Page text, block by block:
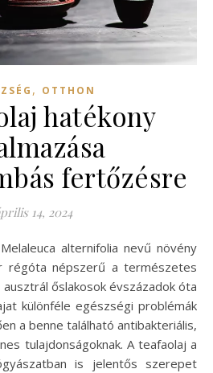
, OTTHON
hatékony
fertőzésre
14, 2024
régóta népszerű a természetes
őslakosok évszázadok óta
különféle egészségi problémák
a benne található antibakteriális,
tulajdonságoknak. A teafaolaj a
is jelentős szerepet